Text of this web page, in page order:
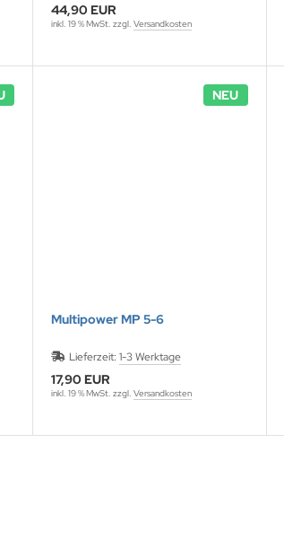
44,90 EUR
inkl. 19 % MwSt. zzgl.Versandkosten
NEU
Multipower MP 5-6
Lieferzeit:1-3 Werktage
17,90 EUR
inkl. 19 % MwSt. zzgl.Versandkosten